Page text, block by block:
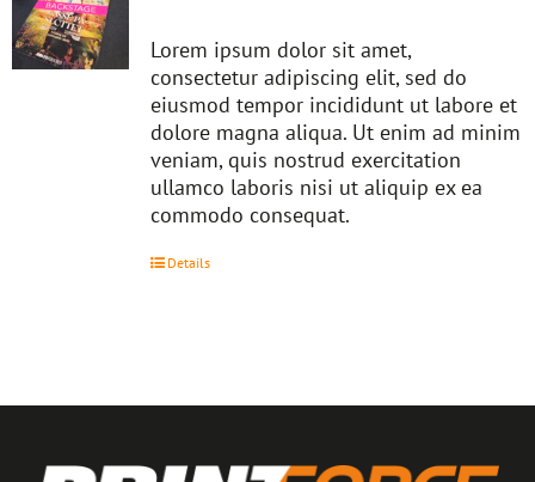
Lorem ipsum dolor sit amet,
consectetur adipiscing elit, sed do
eiusmod tempor incididunt ut labore et
dolore magna aliqua. Ut enim ad minim
veniam, quis nostrud exercitation
ullamco laboris nisi ut aliquip ex ea
commodo consequat.
Details